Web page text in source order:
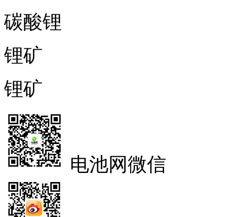
碳酸锂
锂矿
锂矿
电池网微信